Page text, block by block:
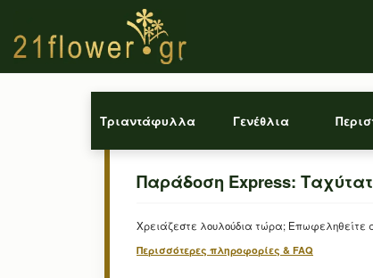
Τριαντάφυλλα Γενέθλια
Παράδοση Express:
Χρειάζεστε λουλούδια τώρα; Επωφεληθείτε
Περισσότερες πληροφορίες & FAQ